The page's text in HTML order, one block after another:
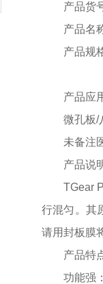
产品货
产品名
产品规
产品应
微孔板/
未备注
产品说
TGear
行混匀。其
请用封板膜
产品特
功能强